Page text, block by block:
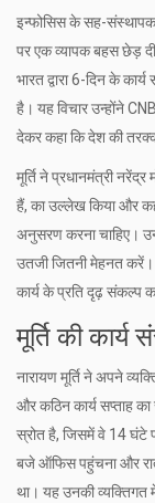
इन्फोसिस के सह-संस्थापक
पर एक व्यापक बहस छेड़
भारत द्वारा 6-दिन के
है। यह विचार उन्होंने
देकर कहा कि देश की
मूर्ति ने प्रधानमंत्री
हैं, का उल्लेख किया और
अनुसरण करना चाहिए।
उतजी जितनी मेहनत करें।
कार्य के प्रति दृढ़ संकल्प
मूर्ति की
नारायण मूर्ति ने अपने
और कठिन कार्य सप्ताह
स्रोत है, जिसमें वे 14 घंटे
बजे ऑफिस पहुंचना और
था। यह उनकी व्यक्तिगत